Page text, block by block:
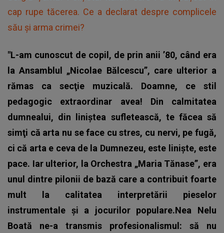
cap rupe tăcerea. Ce a declarat despre complicele
său și arma crimei?
"L-am cunoscut de copil, de prin anii ’80, când era
la Ansamblul „Nicolae Bălcescu”, care ulterior a
rămas ca secţie muzicală. Doamne, ce stil
pedagogic extraordinar avea! Din calmitatea
dumnealui, din liniştea sufletească, te făcea să
simţi că arta nu se face cu stres, cu nervi, pe fugă,
ci că arta e ceva de la Dumnezeu, este linişte, este
pace. Iar ulterior, la Orchestra „Maria Tănase”, era
unul dintre pilonii de bază care a contribuit foarte
mult la calitatea interpretării pieselor
instrumentale şi a jocurilor populare.Nea Nelu
Boată ne-a transmis profesionalismul: să nu